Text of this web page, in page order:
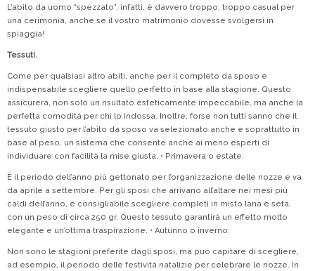
L’abito da uomo “spezzato”, infatti, è davvero troppo, troppo casual per
una cerimonia, anche se il vostro matrimonio dovesse svolgersi in
spiaggia!
Tessuti.
Come per qualsiasi altro abiti, anche per il completo da sposo è
indispensabile scegliere quello perfetto in base alla stagione. Questo
assicurerà, non solo un risultato esteticamente impeccabile, ma anche la
perfetta comodità per chi lo indossa. Inoltre, forse non tutti sanno che il
tessuto giusto per l’abito da sposo va selezionato anche e soprattutto in
base al peso, un sistema che consente anche ai meno esperti di
individuare con facilità la mise giusta. • Primavera o estate:
È il periodo dell’anno più gettonato per l’organizzazione delle nozze e va
da aprile a settembre. Per gli sposi che arrivano all’altare nei mesi più
caldi dell’anno, è consigliabile scegliere completi in misto lana e seta,
con un peso di circa 250 gr. Questo tessuto garantirà un effetto molto
elegante e un’ottima traspirazione. • Autunno o inverno:
Non sono le stagioni preferite dagli sposi, ma può capitare di scegliere,
ad esempio, il periodo delle festività natalizie per celebrare le nozze. In